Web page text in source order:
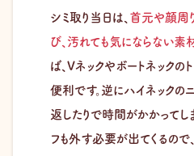
シミ取り当日は、 首元や顔周
び、汚れても気にならない素
ば、Vネックやボートネックの
便利です。逆にハイネックの
返したりで時間がかかってし
フも外す必要が出てくるので